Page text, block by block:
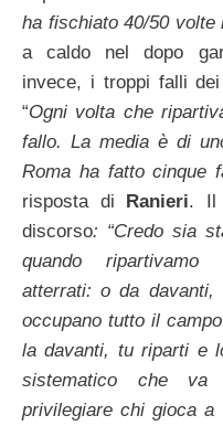
ha fischiato 40/50 volte
a caldo nel dopo
invece, i troppi falli
“Ogni volta che
fallo. La media è di
Roma ha fatto cinque
risposta di
Ranieri. Il
discorso: “Credo sia
quando ripartivamo
atterrati: o da
occupano tutto il
la davanti, tu riparti e
sistematico che va
privilegiare chi gioca a